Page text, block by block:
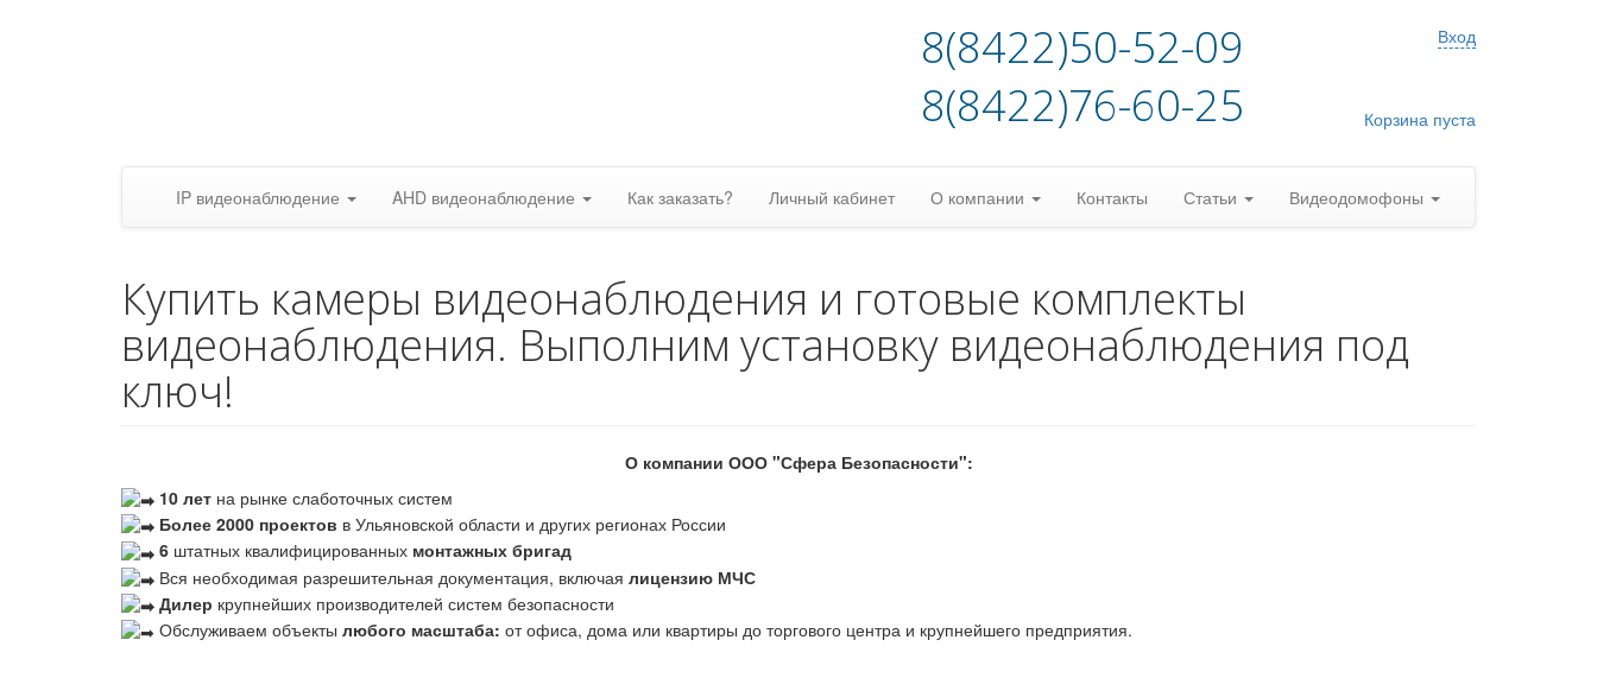
8(8422)50-52-09
8(8422)76-60-25
Вход
Корзина пуста
IP видеонаблюдение AHD видеонаблюдение Как заказать? Личный кабинет О компании Контакты Статьи Видеодомофоны
Купить камеры видеонаблюдения и готовые комплекты
видеонаблюдения. Выполним установку видеонаблюдения под
ключ!
О компании ООО "Сфера Безопасности":
10 лет на рынке слаботочных систем
Более 2000 проектов в Ульяновской области и других регионах России
6 штатных квалифицированных монтажных бригад
Вся необходимая разрешительная документация, включая лицензию МЧС
Дилер крупнейших производителей систем безопасности
Обслуживаем объекты любого масштаба: от офиса, дома или квартиры до торгового центра и крупнейшего предприятия.